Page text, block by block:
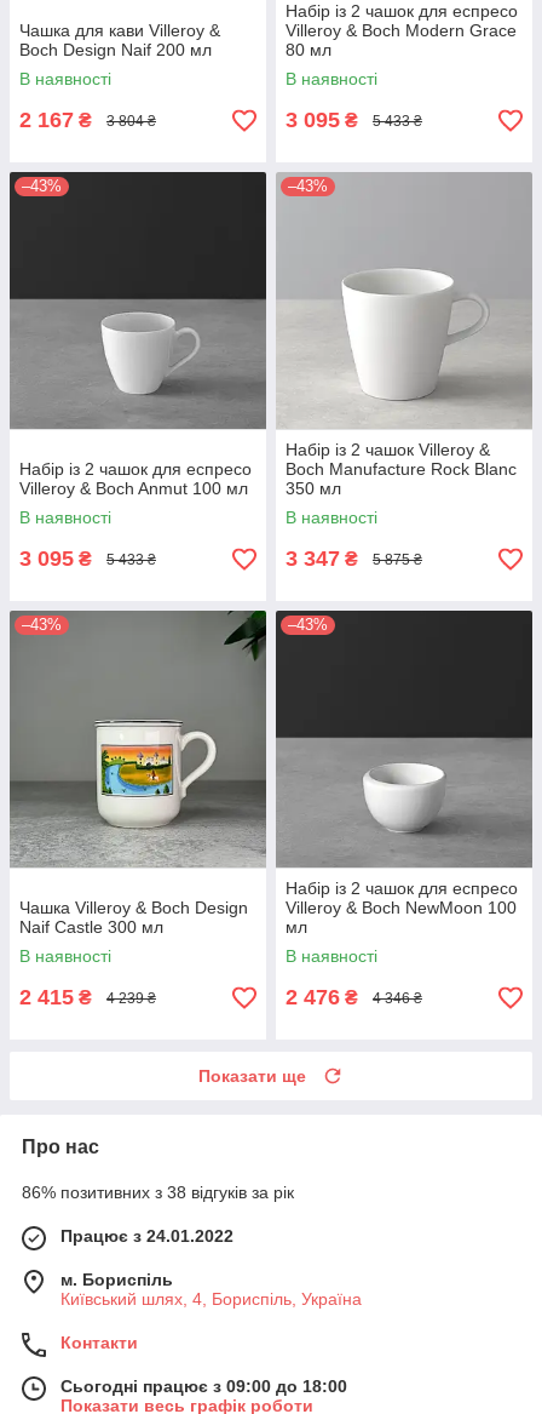
Чашка для кави Villeroy &
Boch Design Naif 200 мл
В наявності
2 167 ₴ 3 804 ₴
Набір із 2 чашок для еспресо
Villeroy & Boch Modern Grace
80 мл
В наявності
3 095 ₴ 5 433 ₴
–43%
Набір із 2 чашок для еспресо
Villeroy & Boch Anmut 100 мл
В наявності
3 095 ₴ 5 433 ₴
–43%
Набір із 2 чашок Villeroy &
Boch Manufacture Rock Blanc
350 мл
В наявності
3 347 ₴ 5 875 ₴
–43%
Чашка Villeroy & Boch Design
Naif Castle 300 мл
В наявності
2 415 ₴ 4 239 ₴
–43%
Набір із 2 чашок для еспресо
Villeroy & Boch NewMoon 100
мл
В наявності
2 476 ₴ 4 346 ₴
Показати ще
Про нас
86% позитивних з 38 відгуків за рік
Працює з 24.01.2022
м. Бориспіль
Київський шлях, 4, Бориспіль, Україна
Контакти
Сьогодні працює з 09:00 до 18:00
Показати весь графік роботи